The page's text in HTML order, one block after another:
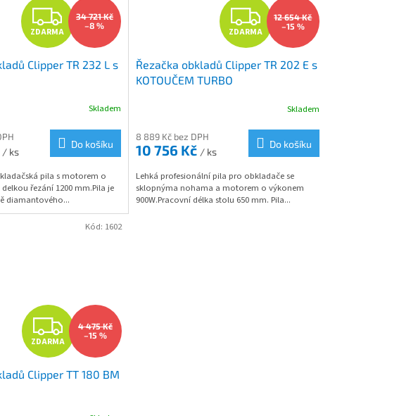
Z
D
A
M
A
ZDARMA
34 721 Kč
–8 %
Clipper TR 232 L s
Skladem
/ ks
Do košíku
pila s motorem o
řezání 1200 mm.Pila je
diamantového...
Z
D
A
M
A
ZDARMA
12 654 Kč
–15 %
Řezačka obkladů Clipper TR 202 E s
KOTOUČEM TURBO
Skladem
8 889 Kč bez DPH
10 756 Kč / ks
Do košíku
Lehká profesionální pila pro obkladače se
sklopnýma nohama a motorem o výkonem
900W.Pracovní délka stolu 650 mm. Pila...
Z
D
A
ZDARMA
4 475 Kč
–15 %
Clipper TT 180 BM
Kód: 1602